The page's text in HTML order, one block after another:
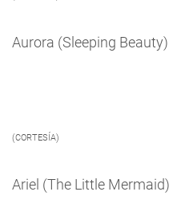
Aurora (Sleeping Beauty)
(CORTESÍA)
Ariel (The Little Mermaid)